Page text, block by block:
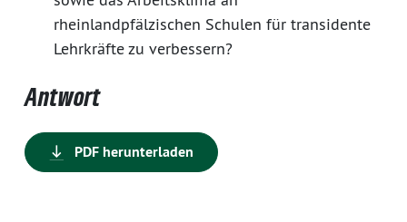
rheinlandpfälzischen Schulen für transidente
Lehrkräfte zu verbessern?
Antwort
PDF herunterladen